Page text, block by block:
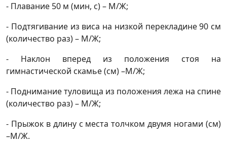
- Плавание 50 м (мин, с) – М/Ж;
- Подтягивание из виса на низкой перекладине 90 см
(количество раз) – М/Ж;
- Наклон вперед из положения стоя на
гимнастической скамье (см) –М/Ж;
- Поднимание туловища из положения лежа на спине
(количество раз) – М/Ж;
- Прыжок в длину с места толчком двумя ногами (см)
–М/Ж.